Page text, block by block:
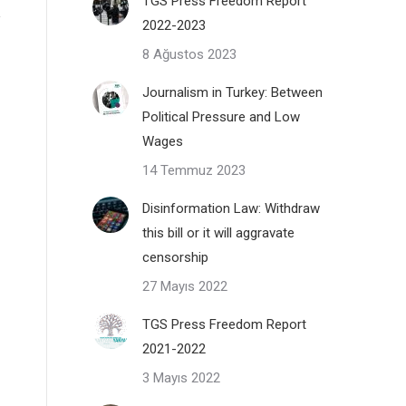
2022-2023
8 Ağustos 2023
Journalism in Turkey: Between
Political Pressure and Low
Wages
14 Temmuz 2023
Disinformation Law: Withdraw
this bill or it will aggravate
censorship
27 Mayıs 2022
TGS Press Freedom Report
2021-2022
3 Mayıs 2022